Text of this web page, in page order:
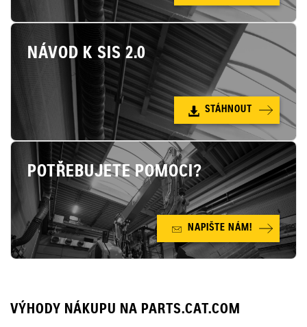
NÁVOD K SIS 2.0
STÁHNOUT
POTŘEBUJETE POMOCI?
NAPIŠTE NÁM!
VÝHODY NÁKUPU NA PARTS.CAT.COM